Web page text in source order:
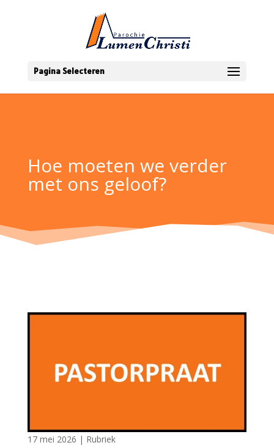
Pagina Selecteren
Hoe moeten we verder
met ons geloof?
17 mei 2026 | Rubriek